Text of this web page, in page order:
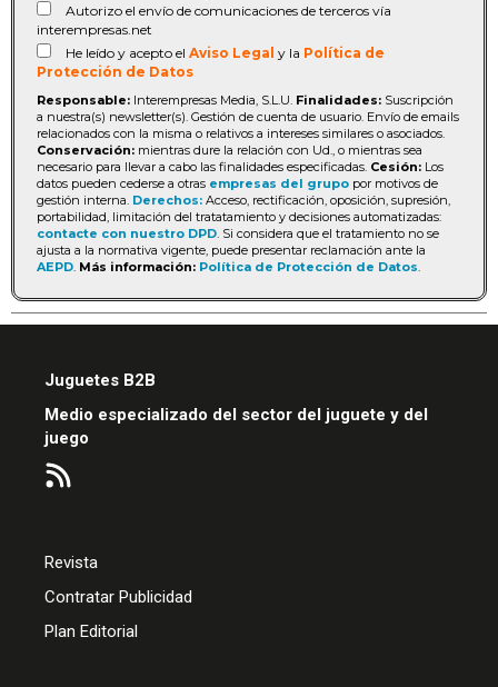
Autorizo el envío de comunicaciones de terceros vía
interempresas.net
He leído y acepto el Aviso Legal y la Política de
Protección de Datos
Responsable: Interempresas Media, S.L.U. Finalidades: Suscripción
a nuestra(s) newsletter(s). Gestión de cuenta de usuario. Envío de emails
relacionados con la misma o relativos a intereses similares o asociados.
Conservación: mientras dure la relación con Ud., o mientras sea
necesario para llevar a cabo las finalidades especificadas. Cesión: Los
datos pueden cederse a otras empresas del grupo por motivos de
gestión interna. Derechos: Acceso, rectificación, oposición, supresión,
portabilidad, limitación del tratatamiento y decisiones automatizadas:
contacte con nuestro DPD. Si considera que el tratamiento no se
ajusta a la normativa vigente, puede presentar reclamación ante la
AEPD. Más información: Política de Protección de Datos.
Juguetes B2B
Medio especializado del sector del juguete y del
juego
Revista
Contratar Publicidad
Plan Editorial